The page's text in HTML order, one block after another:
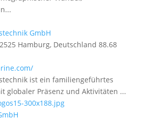
GmbH
Hamburg, Deutschland 88.68
ist ein familiengeführtes
globaler Präsenz und Aktivitäten ...